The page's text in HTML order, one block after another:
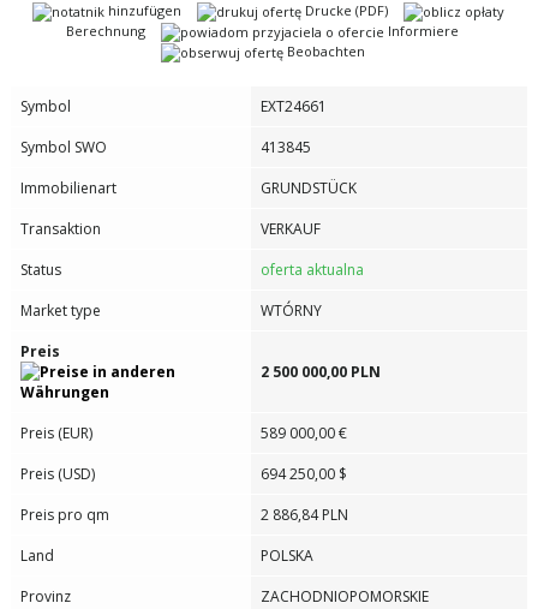
hinzufügen
Drucke (PDF)
Berechnung
Informiere
Beobachten
Symbol
EXT24661
Symbol SWO
413845
Immobilienart
GRUNDSTÜCK
Transaktion
VERKAUF
Status
oferta aktualna
Market type
WTÓRNY
Preis
2 500 000,00 PLN
Preis (EUR)
589 000,00 €
Preis (USD)
694 250,00 $
Preis pro qm
2 886,84 PLN
Land
POLSKA
Provinz
ZACHODNIOPOMORSKIE